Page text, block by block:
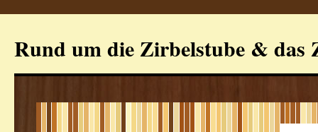
Rund um die Zirbelstube & das